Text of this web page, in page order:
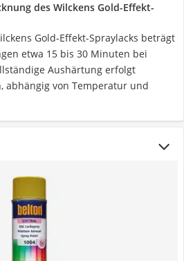
des Wilckens Gold-Effekt-
Gold-Effekt-Spraylacks beträgt
etwa 15 bis 30 Minuten bei
Aushärtung erfolgt
abhängig von Temperatur und